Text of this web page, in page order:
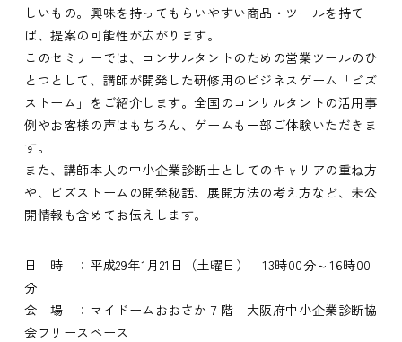
しいもの。興味を持ってもらいやすい商品・ツールを持て
ば、提案の可能性が広がります。
このセミナーでは、コンサルタントのための営業ツールのひ
とつとして、講師が開発した研修用のビジネスゲーム「ビズ
ストーム」をご紹介します。全国のコンサルタントの活用事
例やお客様の声はもちろん、ゲームも一部ご体験いただきま
す。
また、講師本人の中小企業診断士としてのキャリアの重ね方
や、ビズストームの開発秘話、展開方法の考え方など、未公
開情報も含めてお伝えします。
日 時 ：平成29年1月21日（土曜日） 13時00分～16時00
分
会 場 ：マイドームおおさか７階 大阪府中小企業診断協
会フリースペース